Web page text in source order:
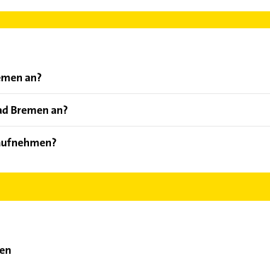
an?
Bremen an?
und Jobs im Bereich Finanz- und